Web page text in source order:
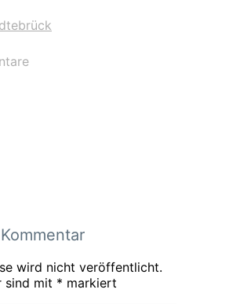
wird nicht veröffentlicht.
sind mit * markiert